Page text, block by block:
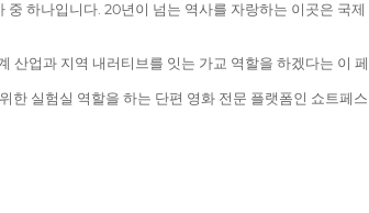
하나입니다. 20년이 넘는 역사를 자랑하는 이곳은 국
산업과 지역 내러티브를 잇는 가교 역할을 하겠다는 이
한 실험실 역할을 하는 단편 영화 전문 플랫폼인 쇼트